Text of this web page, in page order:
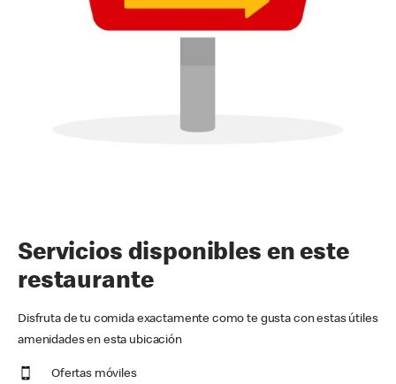
Servicios disponibles en este
restaurante
Disfruta de tu comida exactamente como te gusta con estas útiles
amenidades en esta ubicación
Ofertas móviles